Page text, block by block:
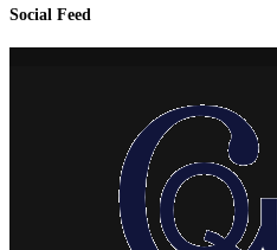
Social Feed